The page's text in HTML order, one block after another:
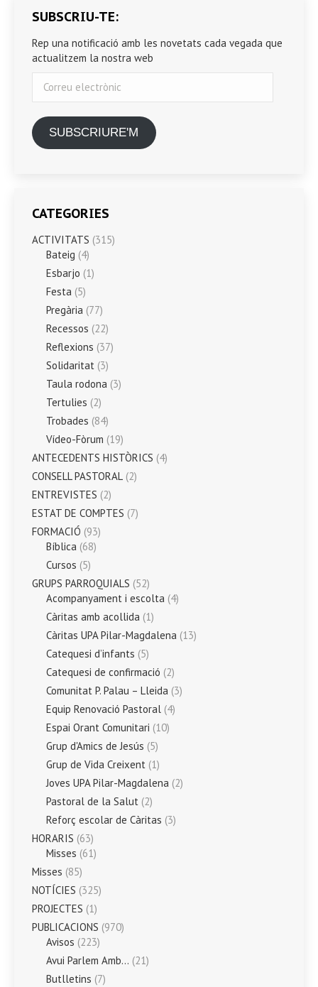
SUBSCRIU-TE:
Rep una notificació amb les novetats cada vegada que
actualitzem la nostra web
electrònic
SUBSCRIURE'M
CATEGORIES
ACTIVITATS (315)
Bateig (4)
Esbarjo (1)
Festa (5)
Pregària (77)
Recessos (22)
Reflexions (37)
Solidaritat (3)
Taula rodona (3)
Tertulies (2)
Trobades (84)
Vídeo-Fòrum (19)
ANTECEDENTS HISTÒRICS (4)
CONSELL PASTORAL (2)
ENTREVISTES (2)
ESTAT DE COMPTES (7)
FORMACIÓ (93)
Bíblica (68)
Cursos (5)
GRUPS PARROQUIALS (52)
Acompanyament i escolta (4)
Càritas amb acollida (1)
Càritas UPA Pilar-Magdalena (13)
Catequesi d’infants (5)
Catequesi de confirmació (2)
Comunitat P. Palau – Lleida (3)
Equip Renovació Pastoral (4)
Espai Orant Comunitari (10)
Grup d'Amics de Jesús (5)
Grup de Vida Creixent (1)
Joves UPA Pilar-Magdalena (2)
Pastoral de la Salut (2)
Reforç escolar de Càritas (3)
HORARIS (63)
Misses (61)
Misses (85)
NOTÍCIES (325)
PROJECTES (1)
PUBLICACIONS (970)
Avisos (223)
Avui Parlem Amb… (21)
Butlletins (7)